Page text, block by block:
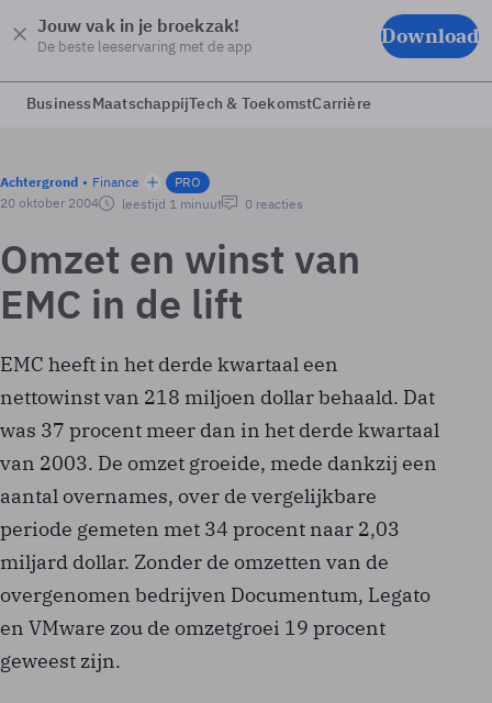
Jouw vak in je broekzak!
De beste leeservaring met de app Download
BusinessMaatschappijTech & ToekomstCarrière
Achtergrond Finance
PRO
20 oktober 2004
leestijd 1 minuut 0 reacties
Omzet en winst van
EMC in de lift
EMC heeft in het derde kwartaal een
nettowinst van 218 miljoen dollar behaald. Dat
was 37 procent meer dan in het derde kwartaal
van 2003. De omzet groeide, mede dankzij een
aantal overnames, over de vergelijkbare
periode gemeten met 34 procent naar 2,03
miljard dollar. Zonder de omzetten van de
overgenomen bedrijven Documentum, Legato
en VMware zou de omzetgroei 19 procent
geweest zijn.